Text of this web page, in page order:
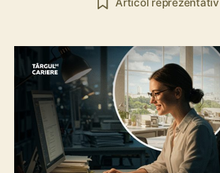
a
r
t
c
o
l
r
t
i
c
o
l